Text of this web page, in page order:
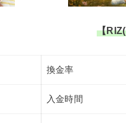
【
換金率
入金時間